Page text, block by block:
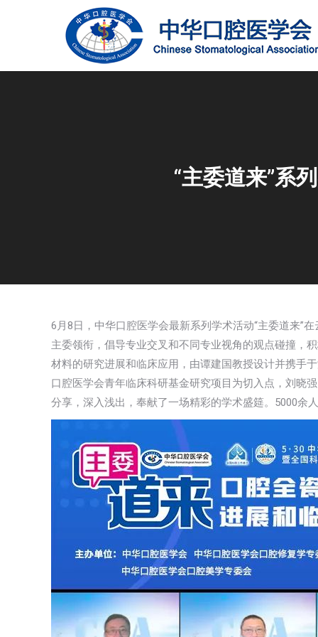
“主委道来”系
6月8日，中华口腔医学会最新系列学术活动“主委道来”
主委领衔，倡导专业交叉和不同专业视角的观点碰撞，
材料的研究进展和临床应用，由谭建国教授设计并携手
口腔医学会青年临床科研基金研究项目为切入点，刘晓
分享，深入浅出，奉献了一场精彩的学术盛筵。5000余